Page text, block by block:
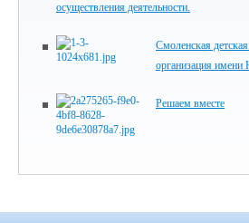
осуществления деятельности.
Смоленская
организация
Решаем вместе